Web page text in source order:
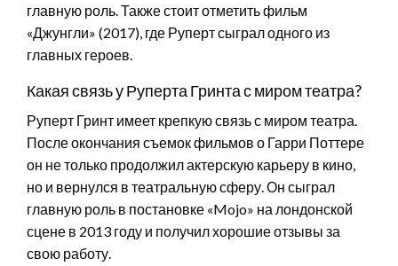
главную роль. Также стоит отметить фильм
«Джунгли» (2017), где Руперт сыграл одного из
главных героев.
Какая связь у Руперта Гринта с миром театра?
Руперт Гринт имеет крепкую связь с миром театра.
После окончания съемок фильмов о Гарри Поттере
он не только продолжил актерскую карьеру в кино,
но и вернулся в театральную сферу. Он сыграл
главную роль в постановке «Mojo» на лондонской
сцене в 2013 году и получил хорошие отзывы за
свою работу.